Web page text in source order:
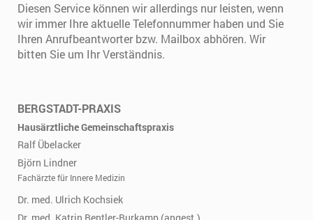
Diesen Service können wir allerdings nur leisten, wenn
wir immer Ihre aktuelle Telefonnummer haben und Sie
Ihren Anrufbeantworter bzw. Mailbox abhören. Wir
bitten Sie um Ihr Verständnis.
BERGSTADT-PRAXIS
Hausärztliche Gemeinschaftspraxis
Ralf Übelacker
Björn Lindner
Fachärzte für Innere Medizin
Dr. med. Ulrich Kochsiek